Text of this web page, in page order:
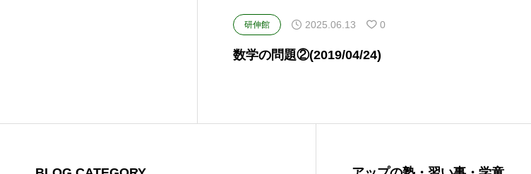
研伸館 2025.06.13 0
数学の問題②(2019/04/24)